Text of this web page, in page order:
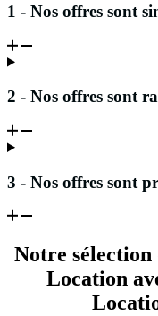
1 - Nos offres sont
2 - Nos offres sont
3 - Nos offres sont
Notre sélection
Location